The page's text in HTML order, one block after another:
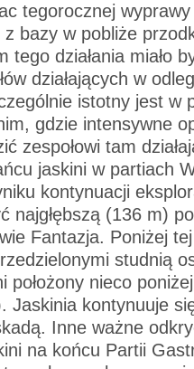
tegorocznej wyprawy
bazy w pobliże
tego działania miało
działających w
istotny jest w
gdzie intensywne
zespołowi tam
jaskini w partiach
kontynuacji
najgłębszą (136 m)
Fantazja. Poniżej
studnią
położony nieco
Jaskinia kontynuuje
Inne ważne
na końcu Partii